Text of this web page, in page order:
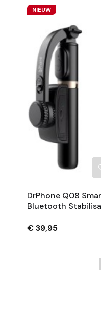
NIEUW
DrPhone Q08
Bluetooth
€ 39,95